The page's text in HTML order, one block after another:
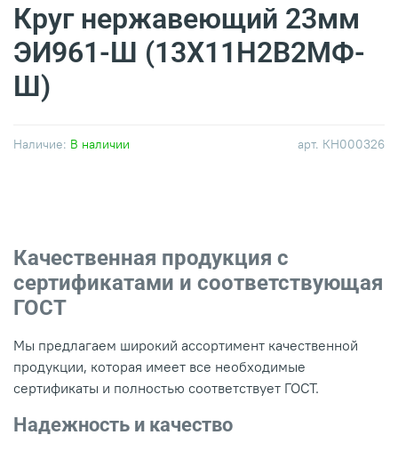
арт. КН000326
Наличие: В наличии
Круг нержавеющий 23мм
ЭИ961-Ш (13Х11Н2В2МФ-
Ш)
Качественная продукция с
сертификатами и соответствующая
ГОСТ
Мы предлагаем широкий ассортимент качественной
продукции, которая имеет все необходимые
сертификаты и полностью соответствует ГОСТ.
Надежность и качество